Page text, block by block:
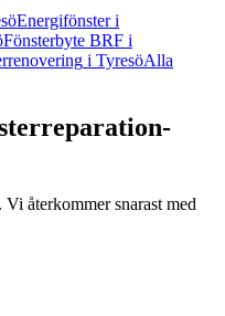
Energifönster i
Fönsterbyte BRF i
i TyresöAlla
-
återkommer snarast med